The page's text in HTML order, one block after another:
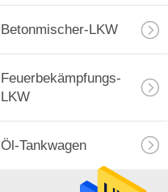
Betonmischer-LKW
Feuerbekämpfungs-
LKW
Öl-Tankwagen